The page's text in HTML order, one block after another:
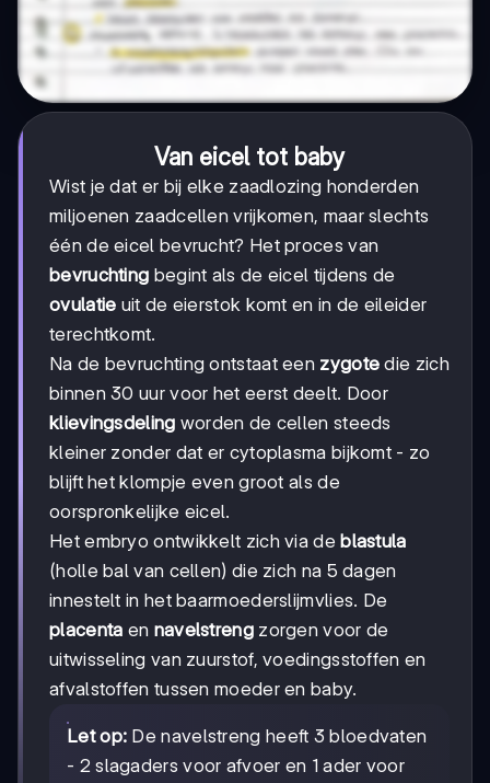
Van eicel tot baby
Wist je dat er bij elke zaadlozing honderden
miljoenen zaadcellen vrijkomen, maar slechts
één de eicel bevrucht? Het proces van
bevruchting begint als de eicel tijdens de
ovulatie uit de eierstok komt en in de eileider
terechtkomt.
Na de bevruchting ontstaat een zygote die zich
binnen 30 uur voor het eerst deelt. Door
klievingsdeling worden de cellen steeds
kleiner zonder dat er cytoplasma bijkomt - zo
blijft het klompje even groot als de
oorspronkelijke eicel.
Het embryo ontwikkelt zich via de blastula
(holle bal van cellen) die zich na 5 dagen
innestelt in het baarmoederslijmvlies. De
placenta en navelstrengzorgen voor de
uitwisseling van zuurstof, voedingsstoffen en
afvalstoffen tussen moeder en baby.
Let op: De navelstreng heeft 3 bloedvaten
- 2 slagaders voor afvoer en 1 ader voor